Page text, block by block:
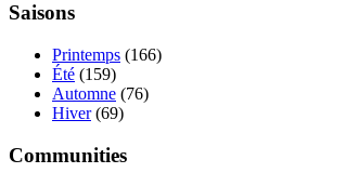
Saisons
Printemps (166)
Été (159)
Automne (76)
Hiver(69)
Communities